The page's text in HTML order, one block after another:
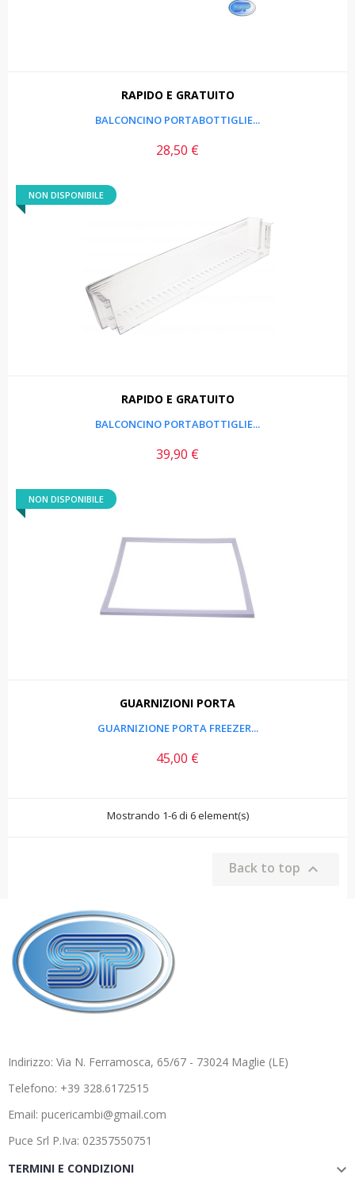
RAPIDO E GRATUITO
BALCONCINO PORTABOTTIGLIE...
Prezzo
28,50 €
NON DISPONIBILE
RAPIDO E GRATUITO
BALCONCINO PORTABOTTIGLIE...
Prezzo
39,90 €
NON DISPONIBILE
GUARNIZIONI PORTA
GUARNIZIONE PORTA FREEZER...
Prezzo
45,00 €
Mostrando 1-6 di 6 element(s)
Back to top 
Indirizzo: Via N. Ferramosca, 65/67 - 73024 Maglie (LE)
Telefono: +39 328.6172515
Email: pucericambi@gmail.com
Puce Srl P.Iva: 02357550751
TERMINI E CONDIZIONI
